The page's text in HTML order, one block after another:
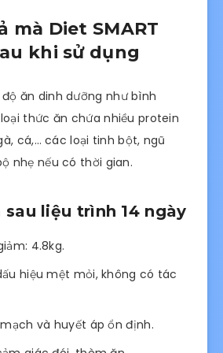
mà Diet SMART
khi sử dụng
ăn dinh dưỡng như bình
thức ăn chứa nhiều protein
cá,… các loại tinh bột, ngũ
nhẹ nếu có thời gian.
sau liệu trình 14 ngày
4.8kg.
hiệu mệt mỏi, không có tác
và huyết áp ổn định.